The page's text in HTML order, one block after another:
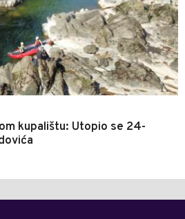
kupalištu: Utopio se 24-